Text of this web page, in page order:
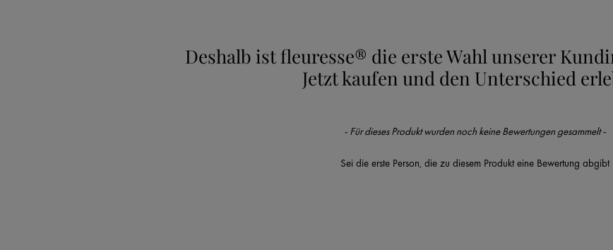
Deshalb ist fleuresse® die erste Wahl unserer
Jetzt kaufen und den Unterschied
- Für dieses Produkt wurden noch keine Bewertungen gesammelt -
Sei die erste Person, die zu diesem Produkt eine Bewertung abgibt